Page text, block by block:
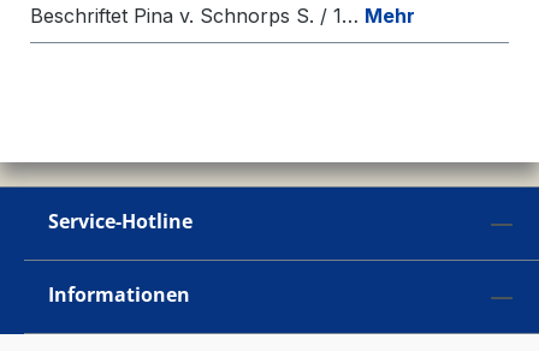
Beschriftet Pina v. Schnorps S. / 1… Mehr
Service-Hotline
Informationen